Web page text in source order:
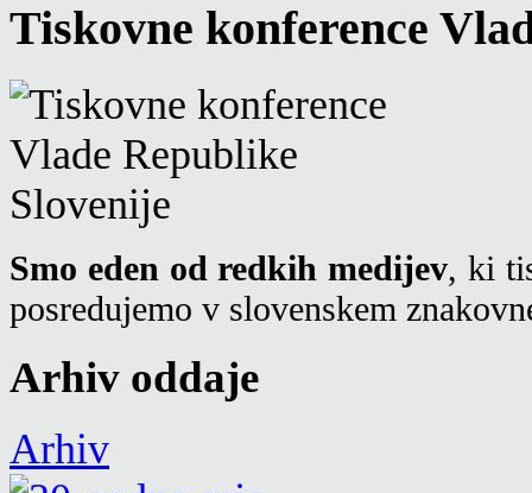
Tiskovne konference
Smo eden od redkih medijev, ki
posredujemo v slovenskem
Arhiv oddaje
Arhiv